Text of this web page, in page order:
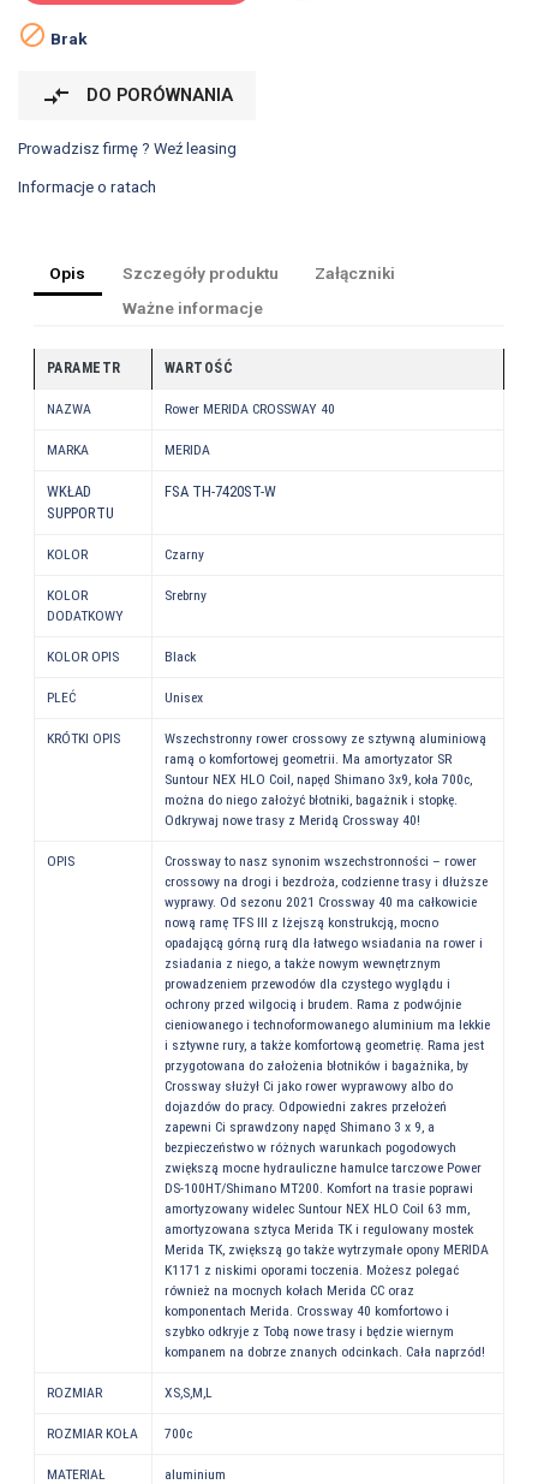
 Brak
compare_arrows DO PORÓWNANIA
Prowadzisz firmę ? Weź leasing
Informacje o ratach
Opis Szczegóły produktu
Załączniki
Ważne informacje
PARAMETR WARTOŚĆ
NAZWA Rower MERIDA CROSSWAY 40
MARKA MERIDA
WKŁAD
SUPPORTU
FSA TH-7420ST-W
KOLOR Czarny
KOLOR
DODATKOWY
Srebrny
KOLOR OPIS Black
PLEĆ Unisex
KRÓTKI OPIS
Wszechstronny rower crossowy ze sztywną aluminiową
ramą o komfortowej geometrii. Ma amortyzator SR
Suntour NEX HLO Coil, napęd Shimano 3x9, koła 700c,
można do niego założyć błotniki, bagażnik i stopkę.
Odkrywaj nowe trasy z Meridą Crossway 40!
OPIS
Crossway to nasz synonim wszechstronności – rower
crossowy na drogi i bezdroża, codzienne trasy i dłuższe
wyprawy. Od sezonu 2021 Crossway 40 ma całkowicie
nową ramę TFS III z lżejszą konstrukcją, mocno
opadającą górną rurą dla łatwego wsiadania na rower i
zsiadania z niego, a także nowym wewnętrznym
prowadzeniem przewodów dla czystego wyglądu i
ochrony przed wilgocią i brudem. Rama z podwójnie
cieniowanego i technoformowanego aluminium ma lekkie
i sztywne rury, a także komfortową geometrię. Rama jest
przygotowana do założenia błotników i bagażnika, by
Crossway służył Ci jako rower wyprawowy albo do
dojazdów do pracy. Odpowiedni zakres przełożeń
zapewni Ci sprawdzony napęd Shimano 3 x 9, a
bezpieczeństwo w różnych warunkach pogodowych
zwiększą mocne hydrauliczne hamulce tarczowe Power
DS-100HT/Shimano MT200. Komfort na trasie poprawi
amortyzowany widelec Suntour NEX HLO Coil 63 mm,
amortyzowana sztyca Merida TK i regulowany mostek
Merida TK, zwiększą go także wytrzymałe opony MERIDA
K1171 z niskimi oporami toczenia. Możesz polegać
również na mocnych kołach Merida CC oraz
komponentach Merida. Crossway 40 komfortowo i
szybko odkryje z Tobą nowe trasy i będzie wiernym
kompanem na dobrze znanych odcinkach. Cała naprzód!
ROZMIAR XS,S,M,L
ROZMIAR KOŁA 700c
MATERIAŁ aluminium